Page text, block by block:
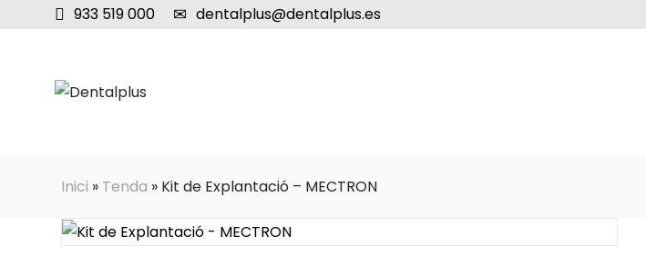
933 519 000 dentalplus@dentalplus.es
Inici » Tenda » Kit de Explantació – MECTRON